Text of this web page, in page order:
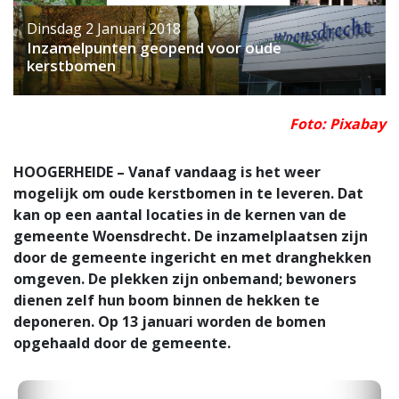
Dinsdag 2 Januari 2018
Inzamelpunten geopend voor oude
kerstbomen
Foto: Pixabay
HOOGERHEIDE – Vanaf vandaag is het weer
mogelijk om oude kerstbomen in te leveren. Dat
kan op een aantal locaties in de kernen van de
gemeente Woensdrecht. De inzamelplaatsen zijn
door de gemeente ingericht en met dranghekken
omgeven. De plekken zijn onbemand; bewoners
dienen zelf hun boom binnen de hekken te
deponeren. Op 13 januari worden de bomen
opgehaald door de gemeente.